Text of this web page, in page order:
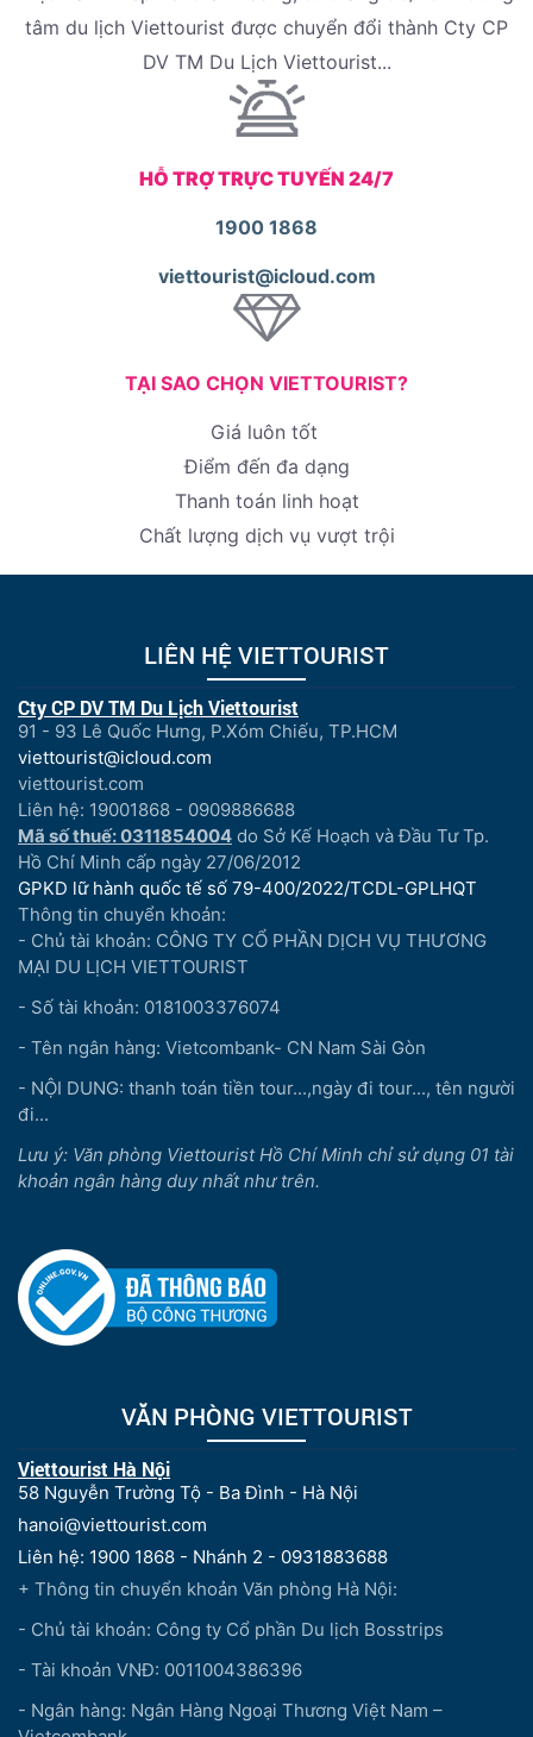
tâm du lịch Viettourist được chuyển đổi thành Cty CP
DV TM Du Lịch Viettourist...
HỖ TRỢ TRỰC TUYẾN 24/7
1900 1868
viettourist@icloud.com
TẠI SAO CHỌN VIETTOURIST?
Giá luôn tốt
Điểm đến đa dạng
Thanh toán linh hoạt
Chất lượng dịch vụ vượt trội
LIÊN HỆ VIETTOURIST
Cty CP DV TM Du Lịch Viettourist
91 - 93 Lê Quốc Hưng, P.Xóm Chiếu, TP.HCM
viettourist@icloud.com
viettourist.com
Liên hệ: 19001868 - 0909886688
Mã số thuế: 0311854004 do Sở Kế Hoạch và Đầu Tư Tp.
Hồ Chí Minh cấp ngày 27/06/2012
GPKD lữ hành quốc tế số 79-400/2022/TCDL-GPLHQT
Thông tin chuyển khoản:
- Chủ tài khoản: CÔNG TY CỔ PHẦN DỊCH VỤ THƯƠNG
MẠI DU LỊCH VIETTOURIST
- Số tài khoản: 0181003376074
- Tên ngân hàng: Vietcombank- CN Nam Sài Gòn
- NỘI DUNG: thanh toán tiền tour...,ngày đi tour..., tên người
đi...
Lưu ý: Văn phòng Viettourist Hồ Chí Minh chỉ sử dụng 01 tài
khoản ngân hàng duy nhất như trên.
VĂN PHÒNG VIETTOURIST
Viettourist Hà Nội
58 Nguyễn Trường Tộ - Ba Đình - Hà Nội
hanoi@viettourist.com
Liên hệ: 1900 1868 - Nhánh 2 - 0931883688
+ Thông tin chuyển khoản Văn phòng Hà Nội:
- Chủ tài khoản: Công ty Cổ phần Du lịch Bosstrips
- Tài khoản VNĐ: 0011004386396
- Ngân hàng: Ngân Hàng Ngoại Thương Việt Nam –